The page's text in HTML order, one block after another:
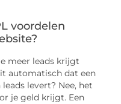
voordelen
meer leads krijgt
automatisch dat een
levert? Nee, het
je geld krijgt. Een